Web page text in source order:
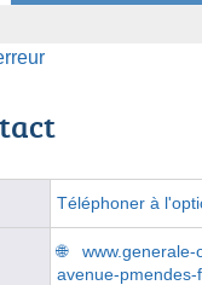
Téléphoner à
avenue-pmendes-